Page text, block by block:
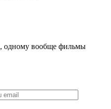
, одному вообще фильмы